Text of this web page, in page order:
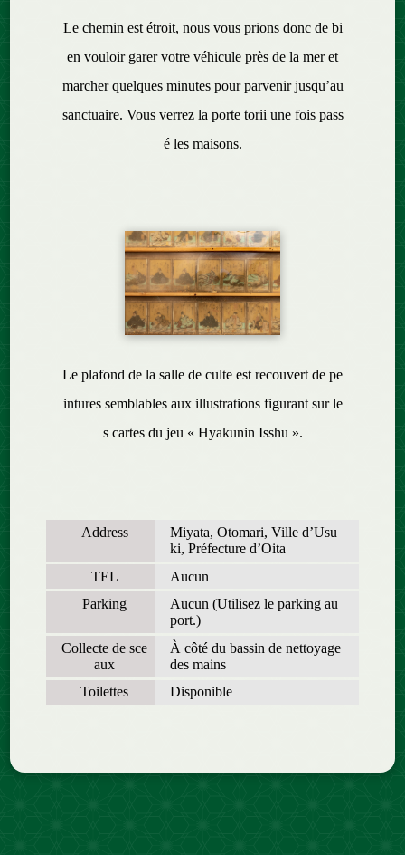
Le chemin est étroit, nous vous prions donc de bi
en vouloir garer votre véhicule près de la mer et
marcher quelques minutes pour parvenir jusqu’au
sanctuaire. Vous verrez la porte torii une fois pass
é les maisons.
Le plafond de la salle de culte est recouvert de pe
intures semblables aux illustrations figurant sur le
s cartes du jeu « Hyakunin Isshu ».
Address
Miyata, Otomari, Ville d’Usu
ki, Préfecture d’Oita
TEL
Aucun
Parking
Aucun (Utilisez le parking au
port.)
Collecte de sce
aux
À côté du bassin de nettoyage
des mains
Toilettes
Disponible